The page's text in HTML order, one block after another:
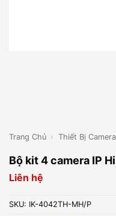
Trang Chủ › Thiết Bị
Bộ kit 4 camera IP
Liên hệ
SKU: IK-4042TH-MH/P